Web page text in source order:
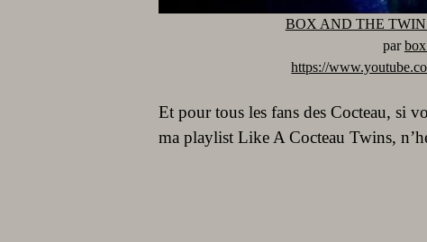
BOX AND THE
par
https://
Et pour tous les fans des Cocteau, si
ma playlist Like A Cocteau Twins,